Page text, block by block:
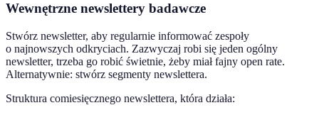
Wewnętrzne newslettery badawcze
Stwórz newsletter, aby regularnie informować zespoły
o najnowszych odkryciach. Zazwyczaj robi się jeden ogólny
newsletter, trzeba go robić świetnie, żeby miał fajny open rate.
Alternatywnie: stwórz segmenty newslettera.
Struktura comiesięcznego newslettera, która działa: